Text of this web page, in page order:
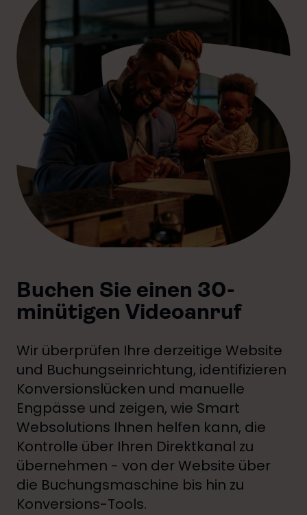
Buchen Sie einen 30-
minütigen Videoanruf
Wir überprüfen Ihre derzeitige Website
und Buchungseinrichtung, identifizieren
Konversionslücken und manuelle
Engpässe und zeigen, wie Smart
Websolutions Ihnen helfen kann, die
Kontrolle über Ihren Direktkanal zu
übernehmen - von der Website über
die Buchungsmaschine bis hin zu
Konversions-Tools.